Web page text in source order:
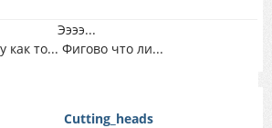
Ээээ...
как то... Фигово что ли...
Cutting_heads